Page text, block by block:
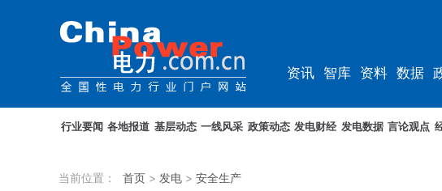
资讯 智库 资料 数据
行业要闻 各地报道 基层动态 一线风采 政策动态 发电财经 发电数据 言论观点
当前位置： 首页 > 发电 > 安全生产